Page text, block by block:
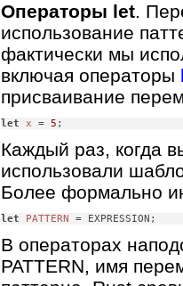
Операторы let.
использование
фактически мы
включая операторы
присваивание
let x = 5 ;
Каждый раз, когда
использовали
Более формально
let PATTERN = EXPRESSION;
В операторах
PATTERN, имя